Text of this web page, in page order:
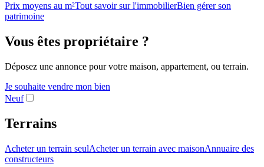
Prix moyens au m²Tout savoir sur l'immobilierBien gérer son
patrimoine
Vous êtes propriétaire ?
Déposez une annonce pour votre maison, appartement, ou terrain.
Je souhaite vendre mon bien
Neuf
Terrains
Acheter un terrain seulAcheter un terrain avec maisonAnnuaire des
constructeurs